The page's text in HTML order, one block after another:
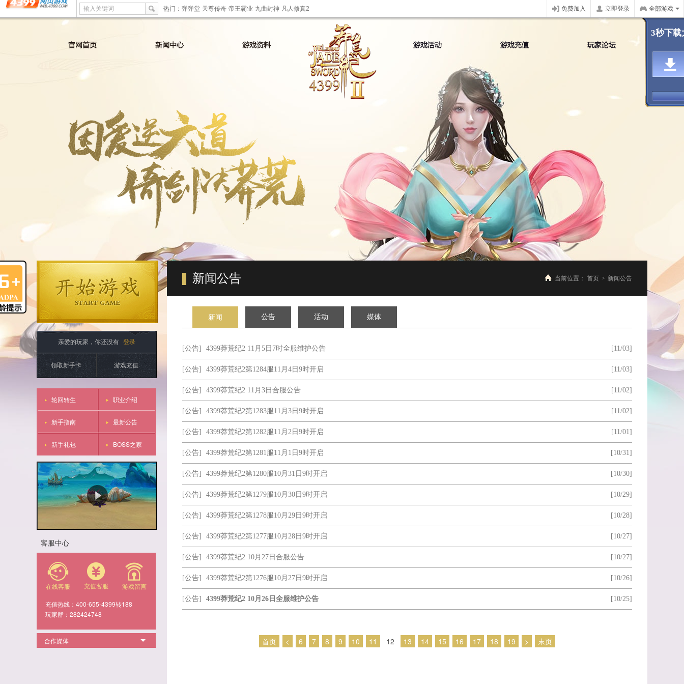
输入关键词 热门： 弹弹堂 天尊传奇 帝王霸业 九曲封神 凡人修真2 免费加入 立即登录 全部游戏
亲爱的玩家，你还没有 登录
领取新手卡 游戏充值
轮回转生 职业介绍
新手指南 最新公告
新手礼包 BOSS之家
客服中心
在线客服 充值客服 游戏留言
充值热线：400-655-4399转188
玩家群：282424748
合作媒体
新闻公告 当前位置： 首页 > 新闻公告
新闻 公告 活动 媒体
[11/03]
[公告] 4399莽荒纪2 11月5日7时全服维护公告
[11/03]
[公告] 4399莽荒纪2第1284服11月4日9时开启
[11/02]
[公告] 4399莽荒纪2 11月3日合服公告
[11/02]
[公告] 4399莽荒纪2第1283服11月3日9时开启
[11/01]
[公告] 4399莽荒纪2第1282服11月2日9时开启
[10/31]
[公告] 4399莽荒纪2第1281服11月1日9时开启
[10/30]
[公告] 4399莽荒纪2第1280服10月31日9时开启
[10/29]
[公告] 4399莽荒纪2第1279服10月30日9时开启
[10/28]
[公告] 4399莽荒纪2第1278服10月29日9时开启
[10/27]
[公告] 4399莽荒纪2第1277服10月28日9时开启
[10/27]
[公告] 4399莽荒纪2 10月27日合服公告
[10/26]
[公告] 4399莽荒纪2第1276服10月27日9时开启
[10/25]
[公告] 4399莽荒纪2 10月26日全服维护公告
首页 < 6 7 8 9 10 11 12 13 14 15 16 17 18 19 > 末页
3秒下载